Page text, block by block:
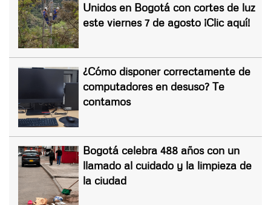
Unidos en Bogotá con cortes de luz
este viernes 7 de agosto ¡Clic aquí!
¿Cómo disponer correctamente de
computadores en desuso? Te
contamos
Bogotá celebra 488 años con un
llamado al cuidado y la limpieza de
la ciudad